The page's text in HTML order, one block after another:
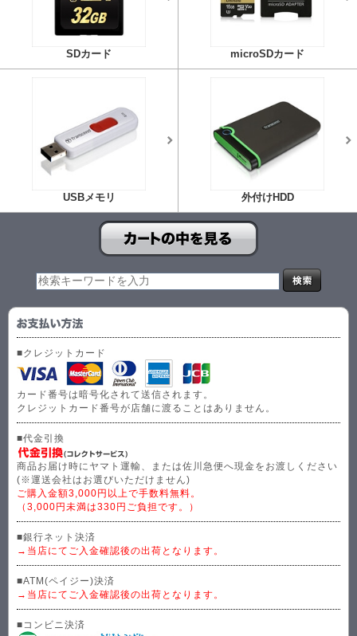
SDカード microSDカード
USBメモリ 外付けHDD
■クレジットカード
カード番号は暗号化されて送信されます。
クレジットカード番号が店舗に渡ることはありません。
■代金引換
商品お届け時にヤマト運輸、または佐川急便へ現金をお渡しください
(※運送会社はお選びいただけません)
ご購入金額3,000円以上で手数料無料。
（3,000円未満は330円ご負担です。）
■銀行ネット決済
→当店にてご入金確認後の出荷となります。
■ATM(ペイジー)決済
→当店にてご入金確認後の出荷となります。
■コンビニ決済